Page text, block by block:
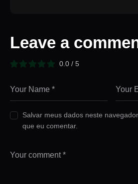
Leave a
0.0 / 5
Salvar meus dados neste
que eu comentar.